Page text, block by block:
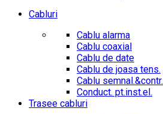
Cabluri
Cablu alarma
Cablu coaxial
Cablu de date
Cablu de joasa tens.
Cablu semnal.&contr.
Conduct. pt.inst.el.
Trasee cabluri